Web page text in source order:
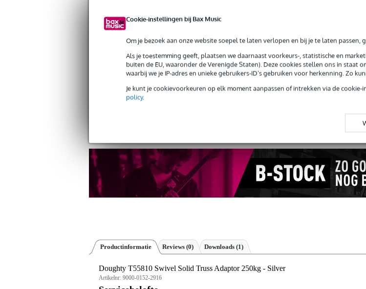
Cookie-instellingen bij Bax Music
Om je bezoek aan onze website soepel te laten verlopen en bij je te laten passen,
Als je toestemming geeft, plaatsen we daarnaast voorkeurs-, statistische en
buiten de EU, waaronder de Verenigde Staten). Deze cookies stellen ons in staat
waarbij we je IP-adres en unieke gebruikers-ID’s gebruiken voor herkenning. Zo
Je kunt je cookievoorkeuren op elk moment aanpassen of intrekken via de
policy.
Gratis verzending vanaf € 99,-
Productinformatie Reviews (0) Downloads (1)
Doughty T55810 Swivel Solid Truss Adaptor 250kg - Silver
Artikelnr: 9000-0152-2916